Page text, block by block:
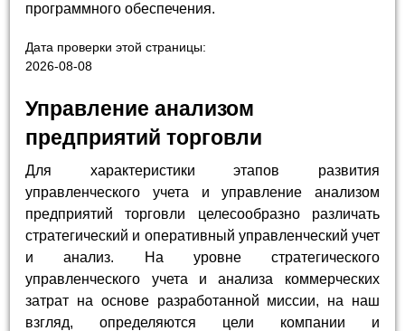
программного обеспечения.
Дата проверки этой страницы:
2026-08-08
Управление анализом
предприятий торговли
Для характеристики этапов развития
управленческого учета и управление анализом
предприятий торговли целесообразно различать
стратегический и оперативный управленческий учет
и анализ. На уровне стратегического
управленческого учета и анализа коммерческих
затрат на основе разработанной миссии, на наш
взгляд, определяются цели компании и